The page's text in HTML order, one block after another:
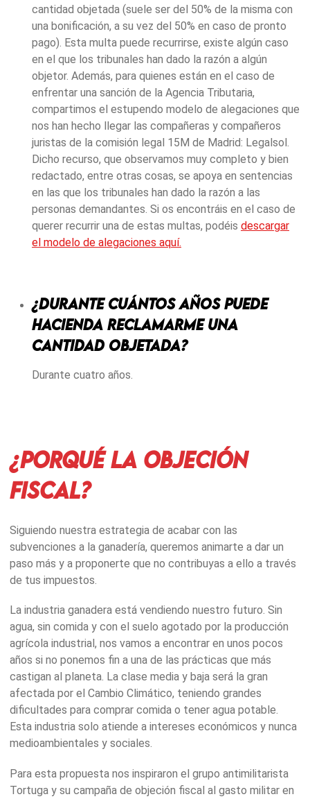
cantidad objetada (suele ser del 50% de la misma con
una bonificación, a su vez del 50% en caso de pronto
pago). Esta multa puede recurrirse, existe algún caso
en el que los tribunales han dado la razón a algún
objetor. Además, para quienes están en el caso de
enfrentar una sanción de la Agencia Tributaria,
compartimos el estupendo modelo de alegaciones que
nos han hecho llegar las compañeras y compañeros
juristas de la comisión legal 15M de Madrid: Legalsol.
Dicho recurso, que observamos muy completo y bien
redactado, entre otras cosas, se apoya en sentencias
en las que los tribunales han dado la razón a las
personas demandantes. Si os encontráis en el caso de
querer recurrir una de estas multas, podéisdescargar
el modelo de alegaciones aquí.
¿Durante cuántos años puede
Hacienda reclamarme una
cantidad objetada?
Durante cuatro años.
¿Porqué la objeción
fiscal?
Siguiendo nuestra estrategia de acabar con las
subvenciones a la ganadería, queremos animarte a dar un
paso más y a proponerte que no contribuyas a ello a través
de tus impuestos.
La industria ganadera está vendiendo nuestro futuro. Sin
agua, sin comida y con el suelo agotado por la producción
agrícola industrial, nos vamos a encontrar en unos pocos
años si no ponemos fin a una de las prácticas que más
castigan al planeta. La clase media y baja será la gran
afectada por el Cambio Climático, teniendo grandes
dificultades para comprar comida o tener agua potable.
Esta industria solo atiende a intereses económicos y nunca
medioambientales y sociales.
Para esta propuesta nos inspiraron el grupo antimilitarista
Tortuga y su campaña de objeción fiscal al gasto militar en